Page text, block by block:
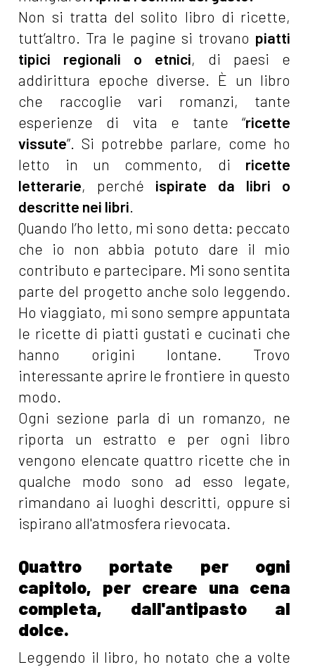
Non si tratta del solito libro di ricette,
tutt’altro. Tra le pagine si trovano piatti
tipici regionali o etnici, di paesi e
addirittura epoche diverse. È un libro
che raccoglie vari romanzi, tante
esperienze di vita e tante “ricette
vissute”. Si potrebbe parlare, come ho
letto in un commento, di ricette
letterarie, perché ispirate da libri o
descritte nei libri.
Quando l’ho letto, mi sono detta: peccato
che io non abbia potuto dare il mio
contributo e partecipare. Mi sono sentita
parte del progetto anche solo leggendo.
Ho viaggiato, mi sono sempre appuntata
le ricette di piatti gustati e cucinati che
hanno origini lontane. Trovo
interessante aprire le frontiere in questo
modo.
Ogni sezione parla di un romanzo, ne
riporta un estratto e per ogni libro
vengono elencate quattro ricette che in
qualche modo sono ad esso legate,
rimandano ai luoghi descritti, oppure si
ispirano all'atmosfera rievocata.
Quattro portate per ogni
capitolo, per creare una cena
completa, dall'antipasto al
dolce.
Leggendo il libro, ho notato che a volte